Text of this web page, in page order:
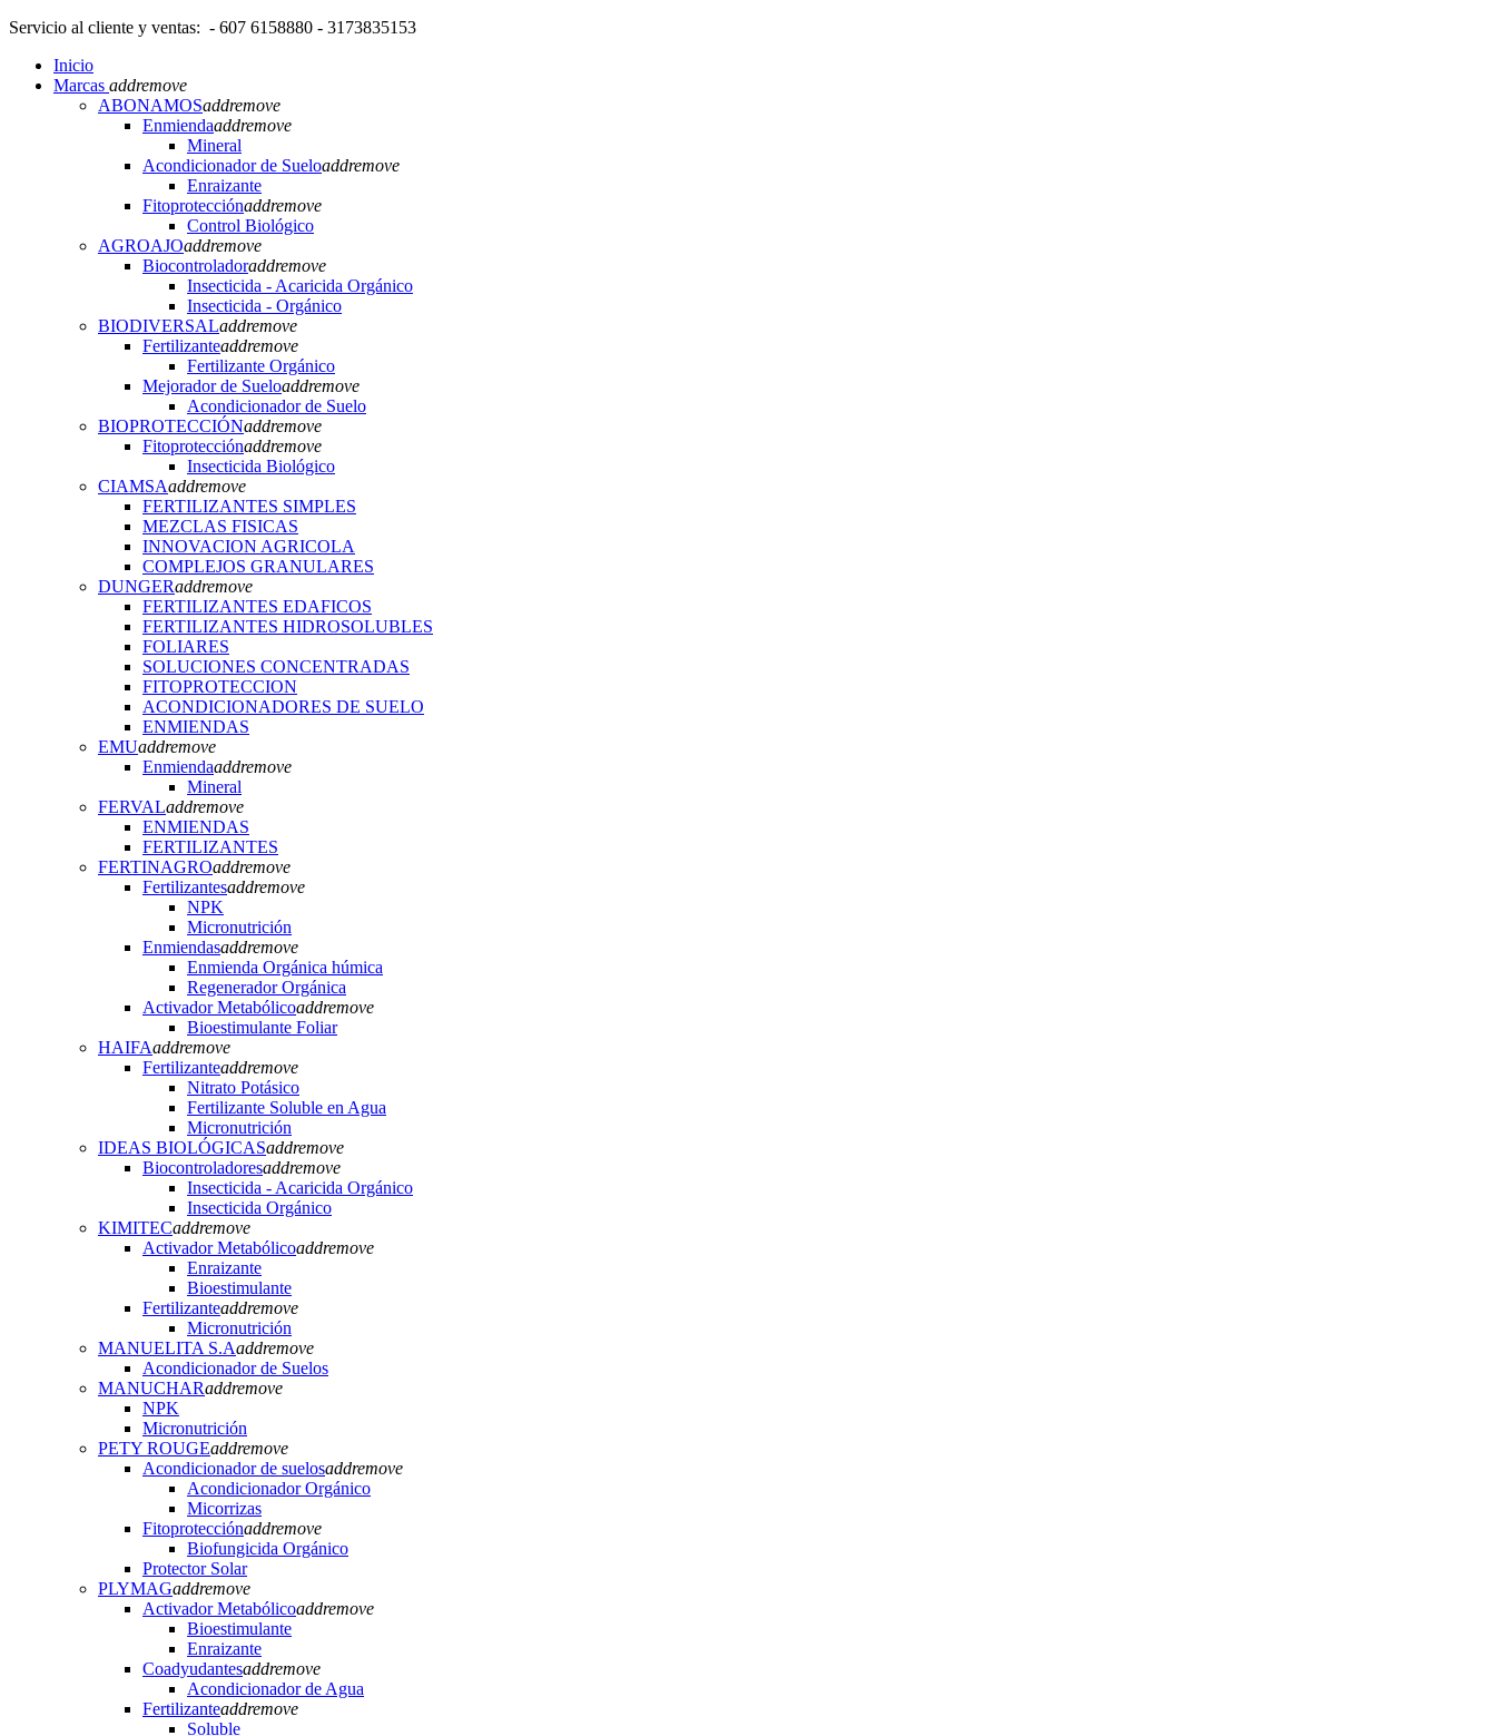
Servicio al cliente y ventas: - 607 6158880 - 3173835153
Inicio
Marcas addremove
ABONAMOSaddremove
Enmiendaaddremove
Mineral
Acondicionador de Sueloaddremove
Enraizante
Fitoprotecciónaddremove
Control Biológico
AGROAJOaddremove
Biocontroladoraddremove
Insecticida - Acaricida Orgánico
Insecticida - Orgánico
BIODIVERSALaddremove
Fertilizanteaddremove
Fertilizante Orgánico
Mejorador de Sueloaddremove
Acondicionador de Suelo
BIOPROTECCIÓNaddremove
Fitoprotecciónaddremove
Insecticida Biológico
CIAMSAaddremove
FERTILIZANTES SIMPLES
MEZCLAS FISICAS
INNOVACION AGRICOLA
COMPLEJOS GRANULARES
DUNGERaddremove
FERTILIZANTES EDAFICOS
FERTILIZANTES HIDROSOLUBLES
FOLIARES
SOLUCIONES CONCENTRADAS
FITOPROTECCION
ACONDICIONADORES DE SUELO
ENMIENDAS
EMUaddremove
Enmiendaaddremove
Mineral
FERVALaddremove
ENMIENDAS
FERTILIZANTES
FERTINAGROaddremove
Fertilizantesaddremove
NPK
Micronutrición
Enmiendasaddremove
Enmienda Orgánica húmica
Regenerador Orgánica
Activador Metabólicoaddremove
Bioestimulante Foliar
HAIFAaddremove
Fertilizanteaddremove
Nitrato Potásico
Fertilizante Soluble en Agua
Micronutrición
IDEAS BIOLÓGICASaddremove
Biocontroladoresaddremove
Insecticida - Acaricida Orgánico
Insecticida Orgánico
KIMITECaddremove
Activador Metabólicoaddremove
Enraizante
Bioestimulante
Fertilizanteaddremove
Micronutrición
MANUELITA S.Aaddremove
Acondicionador de Suelos
MANUCHARaddremove
NPK
Micronutrición
PETY ROUGEaddremove
Acondicionador de suelosaddremove
Acondicionador Orgánico
Micorrizas
Fitoprotecciónaddremove
Biofungicida Orgánico
Protector Solar
PLYMAGaddremove
Activador Metabólicoaddremove
Bioestimulante
Enraizante
Coadyudantesaddremove
Acondicionador de Agua
Fertilizanteaddremove
Soluble